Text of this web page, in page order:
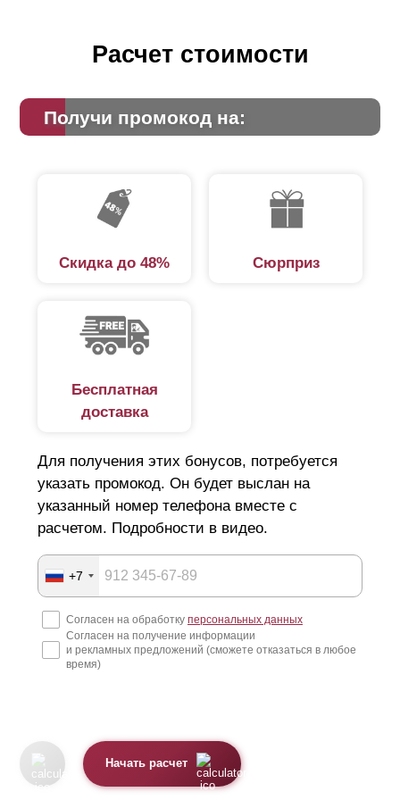
калькулятор.Расчет стоимости
Получи промокод на:
Скидка до 48% Сюрприз
Бесплатная
доставка
Для получения этих бонусов, потребуется
указать промокод. Он будет выслан на
указанный номер телефона вместе с
расчетом. Подробности в видео.
+7
Согласен на обработку персональных данных
Согласен на получение информации
и рекламных предложений (сможете отказаться в любое
время)
Начать расчет